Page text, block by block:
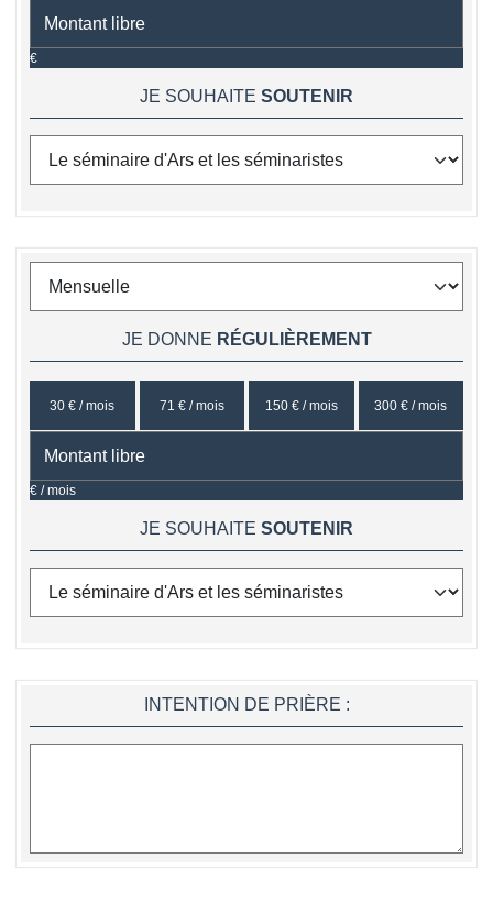
€
JE SOUHAITE SOUTENIR
JE DONNE RÉGULIÈREMENT
30 € / mois 71 € / mois 150 € / mois 300 € / mois
€ / mois
JE SOUHAITE SOUTENIR
INTENTION DE PRIÈRE :